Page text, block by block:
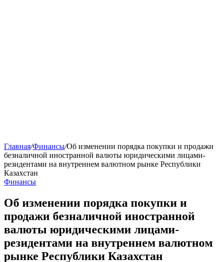
Главная/Финансы/Об изменении порядка покупки и продажи
безналичной иностранной валюты юридическими лицами-
резидентами на внутреннем валютном рынке Республики
Казахстан
Финансы
Об изменении порядка покупки и
продажи безналичной иностранной
валюты юридическими лицами-
резидентами на внутреннем валютном
рынке Республики Казахстан